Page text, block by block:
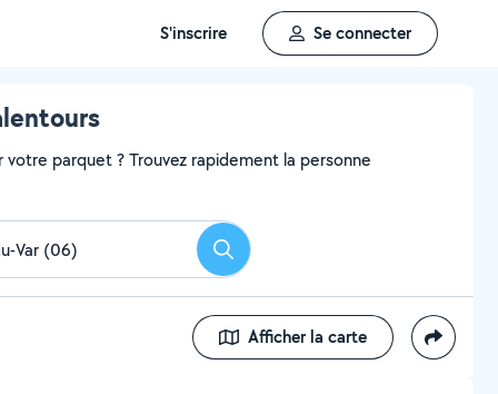
S'inscrire Se connecter
parquet ? Trouvez rapidement la personne
Rechercher
Afficher la carte